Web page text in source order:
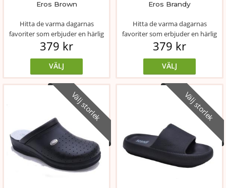
Eros Brown
Hitta de varma dagarnas
favoriter som erbjuder en härlig
bekvämlighe...
379 kr
VÄLJ
Eros Brandy
Hitta de varma dagarnas
favoriter som erbjuder en härlig
bekvämlighe...
379 kr
VÄLJ
Välj storlek Välj storlek